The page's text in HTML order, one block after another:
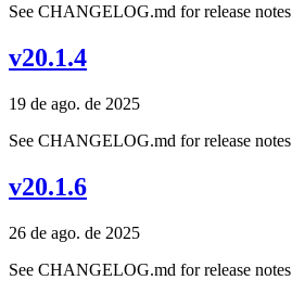
See CHANGELOG.md for release notes
v20.1.4
19 de ago. de 2025
See CHANGELOG.md for release notes
v20.1.6
26 de ago. de 2025
See CHANGELOG.md for release notes